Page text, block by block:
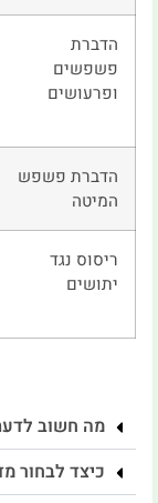
הדברת
פשפשים
ופרעושים
הדברת פשפש
המיטה
ריסוס נגד
יתושים
מה חשוב
כיצד לבחור